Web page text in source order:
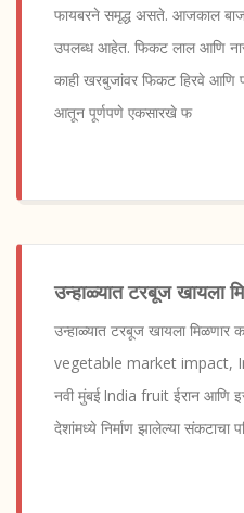
फायबरने समृद्ध असते. आजकाल
उपलब्ध आहेत. फिकट लाल आणि
काही खरबुजांवर फिकट हिरवे
आतून पूर्णपणे एकसारखे फ
उन्हाळ्यात टरबूज खायला
उन्हाळ्यात टरबूज खायला मिळणार
vegetable market impact,
नवी मुंबई India fruit ईरान आणि
देशांमध्ये निर्माण झालेल्या संकटाचा